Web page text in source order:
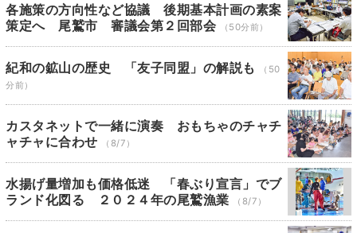
各施策の方向性など協議 後期基本計画の素案
策定へ 尾鷲市 審議会第２回部会
（50分前）
紀和の鉱山の歴史 「友子同盟」の解説も
（50
分前）
カスタネットで一緒に演奏 おもちゃのチャチ
ャチャに合わせ
（8/7）
水揚げ量増加も価格低迷 「春ぶり宣言」でブ
ランド化図る ２０２４年の尾鷲漁業
（8/7）